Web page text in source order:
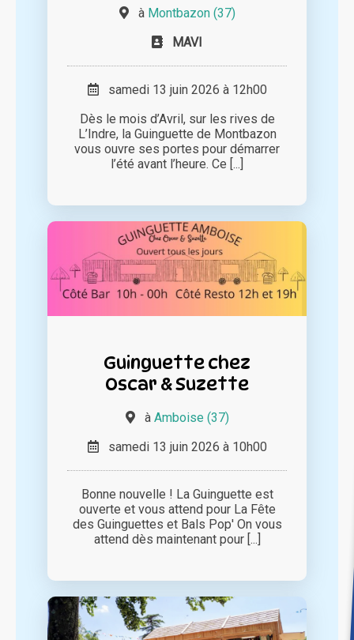
à Montbazon (37)
MAVI
samedi 13 juin 2026 à 12h00
Dès le mois d’Avril, sur les rives de
L’Indre, la Guinguette de Montbazon
vous ouvre ses portes pour démarrer
l’été avant l’heure. Ce [...]
Guinguette chez
Oscar & Suzette
à Amboise (37)
samedi 13 juin 2026 à 10h00
Bonne nouvelle ! La Guinguette est
ouverte et vous attend pour La Fête
des Guinguettes et Bals Pop' On vous
attend dès maintenant pour [...]